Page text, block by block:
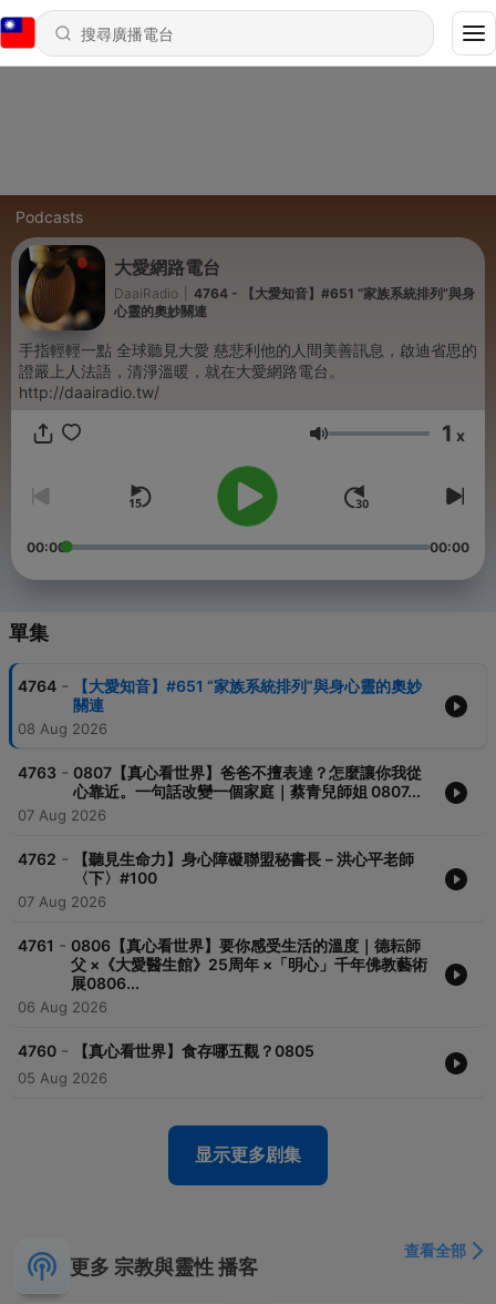
Podcasts
大愛網路電台
DaaiRadio
4764 - 【大愛知音】#651 “家族系統排列”與身
心靈的奧妙關連
手指輕輕一點 全球聽見大愛 慈悲利他的人間美善訊息，啟迪省思的
證嚴上人法語，清淨溫暖，就在大愛網路電台。
http://daairadio.tw/
音量 1 x
00:00 00:00
單集
4764 -
【大愛知音】#651 “家族系統排列”與身心靈的奧妙
關連
08 Aug 2026
4763 - 0807【真心看世界】爸爸不擅表達？怎麼讓你我從
心靠近。一句話改變一個家庭｜蔡青兒師姐 0807...
07 Aug 2026
4762 -
【聽見生命力】身心障礙聯盟秘書長－洪心平老師
〈下〉#100
07 Aug 2026
4761 - 0806【真心看世界】要你感受生活的溫度｜德耘師
父 ×《大愛醫生館》25周年 ×「明心」千年佛教藝術
展0806...
06 Aug 2026
4760 - 【真心看世界】食存哪五觀？0805
05 Aug 2026
显示更多剧集
更多 宗教與靈性 播客
查看全部